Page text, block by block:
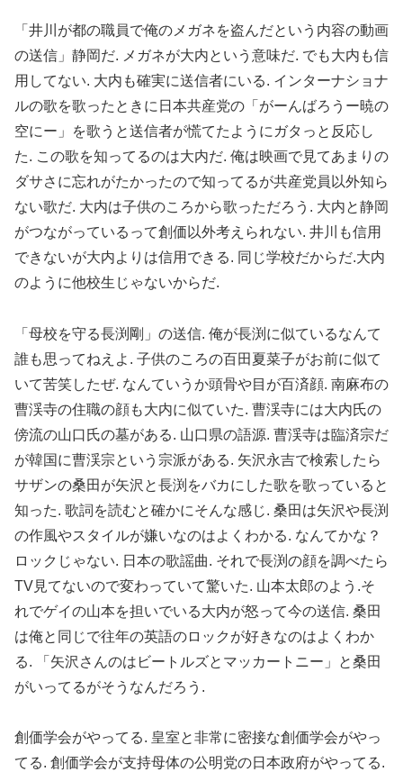
「井川が都の職員で俺のメガネを盗んだという内容の動画
の送信」静岡だ. メガネが大内という意味だ. でも大内も信
用してない. 大内も確実に送信者にいる. インターナショナ
ルの歌を歌ったときに日本共産党の「がーんばろうー暁の
空にー」を歌うと送信者が慌てたようにガタっと反応し
た. この歌を知ってるのは大内だ. 俺は映画で見てあまりの
ダサさに忘れがたかったので知ってるが共産党員以外知ら
ない歌だ. 大内は子供のころから歌っただろう. 大内と静岡
がつながっているって創価以外考えられない. 井川も信用
できないが大内よりは信用できる. 同じ学校だからだ.大内
のように他校生じゃないからだ.
「母校を守る長渕剛」の送信. 俺が長渕に似ているなんて
誰も思ってねえよ. 子供のころの百田夏菜子がお前に似て
いて苦笑したぜ. なんていうか頭骨や目が百済顔. 南麻布の
曹渓寺の住職の顔も大内に似ていた. 曹渓寺には大内氏の
傍流の山口氏の墓がある. 山口県の語源. 曹渓寺は臨済宗だ
が韓国に曹渓宗という宗派がある. 矢沢永吉で検索したら
サザンの桑田が矢沢と長渕をバカにした歌を歌っていると
知った. 歌詞を読むと確かにそんな感じ. 桑田は矢沢や長渕
の作風やスタイルが嫌いなのはよくわかる. なんてかな？
ロックじゃない. 日本の歌謡曲. それで長渕の顔を調べたら
TV見てないので変わっていて驚いた. 山本太郎のよう.そ
れでゲイの山本を担いでいる大内が怒って今の送信. 桑田
は俺と同じで往年の英語のロックが好きなのはよくわか
る. 「矢沢さんのはビートルズとマッカートニー」と桑田
がいってるがそうなんだろう.
創価学会がやってる. 皇室と非常に密接な創価学会がやっ
てる. 創価学会が支持母体の公明党の日本政府がやってる.